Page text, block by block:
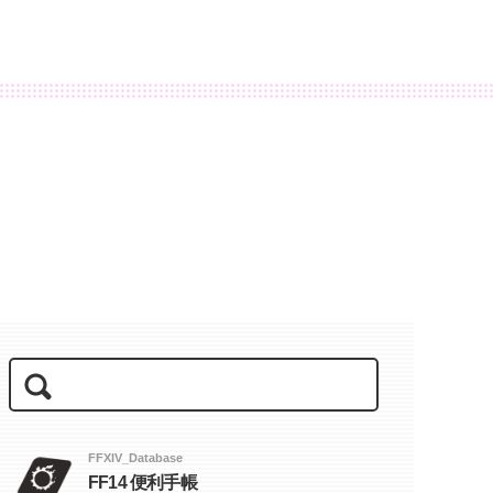
FFXIV_Database
FF14 便利手帳